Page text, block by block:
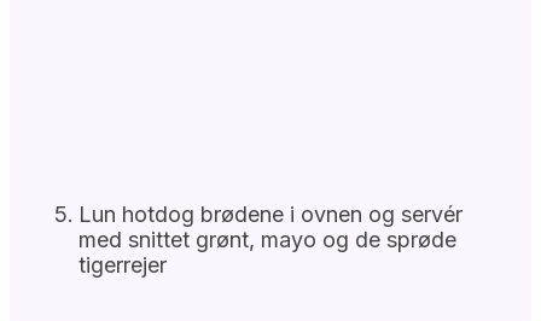
Lun hotdog brødene i ovnen og servér
med snittet grønt, mayo og de sprøde
tigerrejer